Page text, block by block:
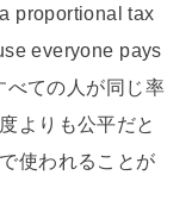
proportional tax
everyone pays
べての人が同じ率
よりも公平だと
使われることが